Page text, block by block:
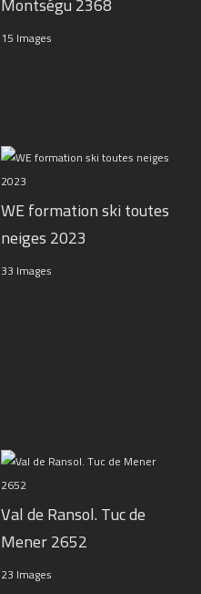
15 Images
WE formation ski toutes
neiges 2023
33 Images
Val de Ransol. Tuc de
Mener 2652
23 Images